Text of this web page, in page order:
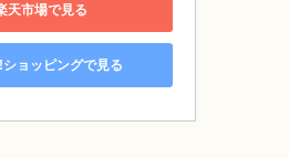
天市場で見る
ョッピングで見る